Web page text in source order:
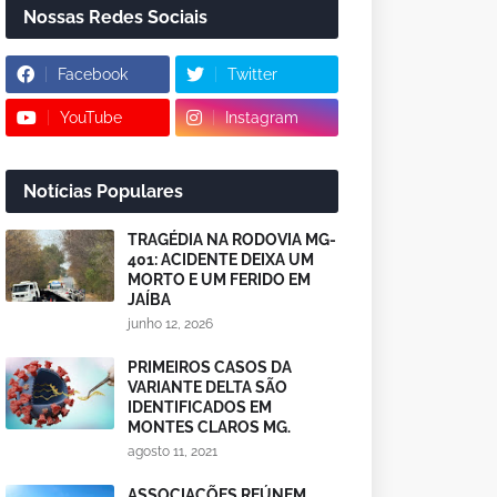
Nossas Redes Sociais
Facebook Twitter
YouTube Instagram
Notícias Populares
TRAGÉDIA NA RODOVIA MG-
401: ACIDENTE DEIXA UM
MORTO E UM FERIDO EM
JAÍBA
junho 12, 2026
PRIMEIROS CASOS DA
VARIANTE DELTA SÃO
IDENTIFICADOS EM
MONTES CLAROS MG.
agosto 11, 2021